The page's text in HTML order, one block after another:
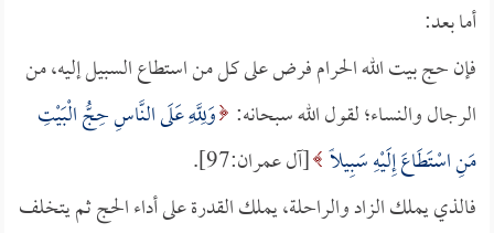
أما بعد:
فإن حج بيت الله الحرام فرض على كل من استطاع السبيل إليه، من
الرجال والنساء؛ لقول الله سبحانه: وَلِلَّهِ عَلَى النَّاسِ حِجُّ الْبَيْتِ
مَنِ اسْتَطَاعَ إِلَيْهِ سَبِيلًا [آل عمران:97].
فالذي يملك الزاد والراحلة، يملك القدرة على أداء الحج ثم يتخلف